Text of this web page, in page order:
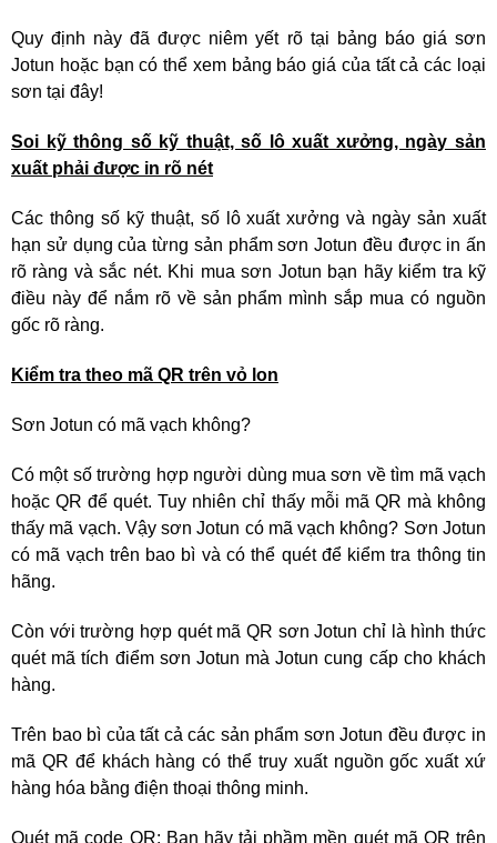
Quy định này đã được niêm yết rõ tại bảng báo giá sơn
Jotun hoặc bạn có thể xem bảng báo giá của tất cả các loại
sơn tại đây!
Soi kỹ thông số kỹ thuật, số lô xuất xưởng, ngày sản
xuất phải được in rõ nét
Các thông số kỹ thuật, số lô xuất xưởng và ngày sản xuất
hạn sử dụng của từng sản phẩm sơn Jotun đều được in ấn
rõ ràng và sắc nét. Khi mua sơn Jotun bạn hãy kiểm tra kỹ
điều này để nắm rõ về sản phẩm mình sắp mua có nguồn
gốc rõ ràng.
Kiểm tra theo mã QR trên vỏ lon
Sơn Jotun có mã vạch không?
Có một số trường hợp người dùng mua sơn về tìm mã vạch
hoặc QR để quét. Tuy nhiên chỉ thấy mỗi mã QR mà không
thấy mã vạch. Vậy sơn Jotun có mã vạch không? Sơn Jotun
có mã vạch trên bao bì và có thể quét để kiểm tra thông tin
hãng.
Còn với trường hợp quét mã QR sơn Jotun chỉ là hình thức
quét mã tích điểm sơn Jotun mà Jotun cung cấp cho khách
hàng.
Trên bao bì của tất cả các sản phẩm sơn Jotun đều được in
mã QR để khách hàng có thể truy xuất nguồn gốc xuất xứ
hàng hóa bằng điện thoại thông minh.
Quét mã code QR: Bạn hãy tải phầm mền quét mã QR trên